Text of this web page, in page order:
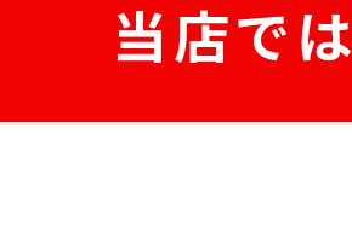
当店では